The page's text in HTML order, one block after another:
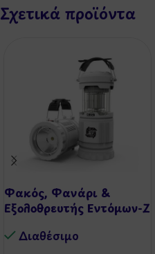
Σχετικά προϊόντα
Φακός, Φανάρι &
Εξολοθρευτής Εντόμων-Z
Διαθέσιμo